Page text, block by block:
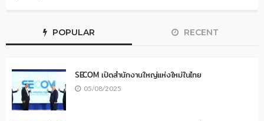
POPULAR RECENT
SECOM เปิดสำนักงานใหญ่แห่งใหม่ในไทย
05/08/2025